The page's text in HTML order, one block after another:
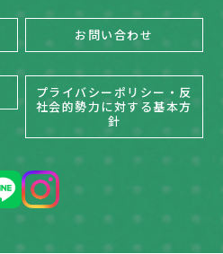
お問い合わせ
プライバシーポリシー・反
社会的勢力に対する基本方
針